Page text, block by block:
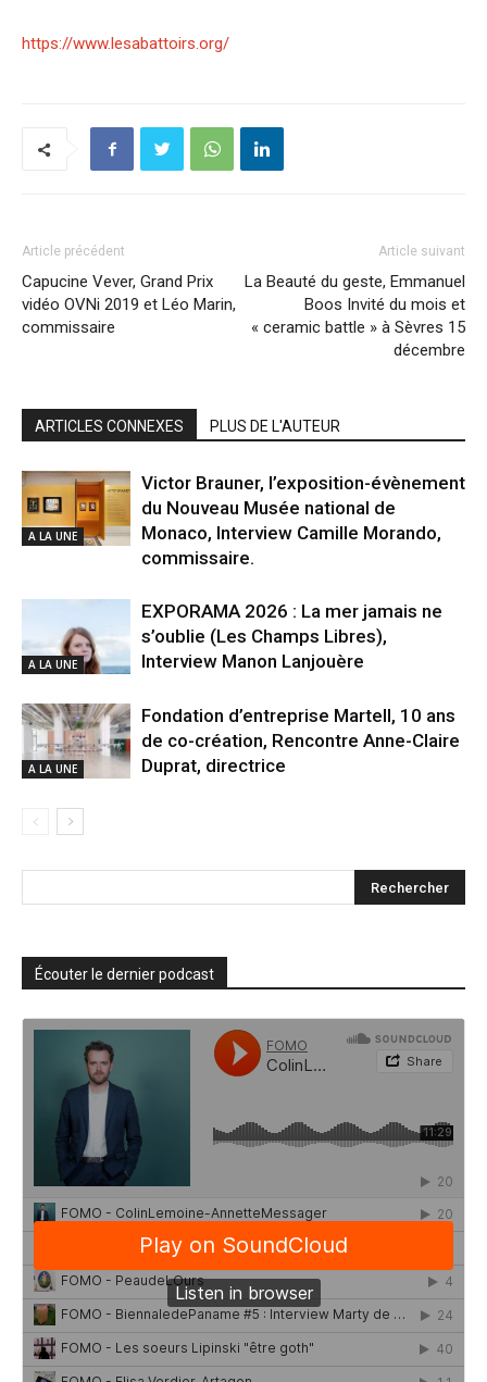
https://www.lesabattoirs.org/
Article précédent
Capucine Vever, Grand Prix
vidéo OVNi 2019 et Léo Marin,
commissaire
Article suivant
La Beauté du geste, Emmanuel
Boos Invité du mois et
« ceramic battle » à Sèvres 15
décembre
ARTICLES CONNEXES PLUS DE L'AUTEUR
A LA UNE
Victor Brauner, l’exposition-évènement
du Nouveau Musée national de
Monaco, Interview Camille Morando,
commissaire.
A LA UNE
EXPORAMA 2026 : La mer jamais ne
s’oublie (Les Champs Libres),
Interview Manon Lanjouère
A LA UNE
Fondation d’entreprise Martell, 10 ans
de co-création, Rencontre Anne-Claire
Duprat, directrice
Écouter le dernier podcast